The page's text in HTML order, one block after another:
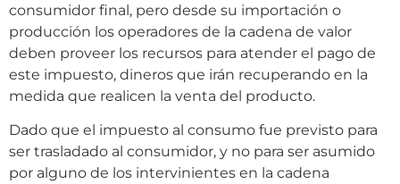
consumidor final, pero desde su importación o
producción los operadores de la cadena de valor
deben proveer los recursos para atender el pago de
este impuesto, dineros que irán recuperando en la
medida que realicen la venta del producto.
Dado que el impuesto al consumo fue previsto para
ser trasladado al consumidor, y no para ser asumido
por alguno de los intervinientes en la cadena